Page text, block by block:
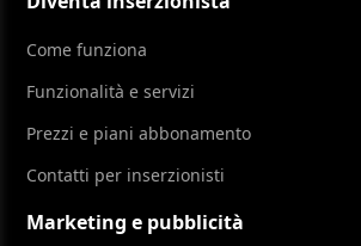
Come funziona
Funzionalità e servizi
Prezzi e piani abbonamento
Contatti per inserzionisti
Marketing e pubblicità